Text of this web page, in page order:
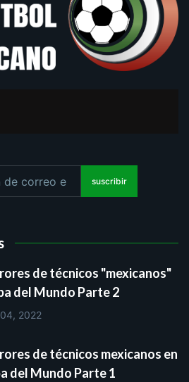
suscribir
de técnicos "mexicanos"
del Mundo Parte 2
2022
de técnicos mexicanos en
del Mundo Parte 1